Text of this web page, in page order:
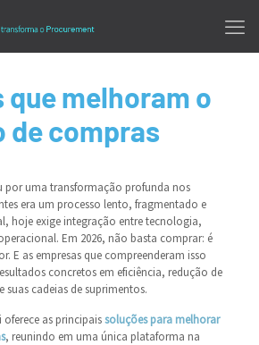
que melhoram o
de compras
por uma transformação profunda nos
era um processo lento, fragmentado e
hoje exige integração entre tecnologia,
Em 2026, não basta comprar: é
E as empresas que compreenderam isso
concretos em eficiência, redução de
suas cadeias de suprimentos.
oferece as principaissoluções para melhorar
, reunindo em uma única plataforma na